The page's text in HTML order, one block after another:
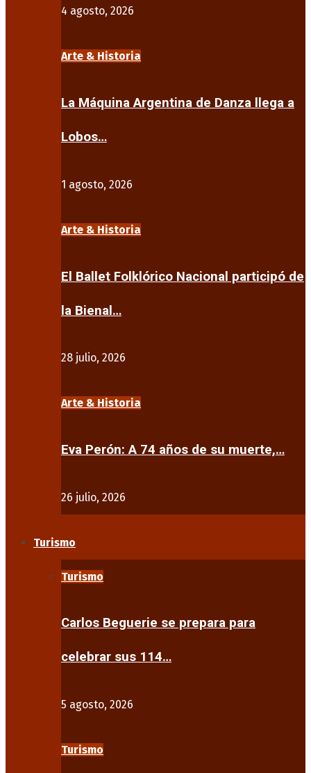
4 agosto, 2026
Arte & Historia
La Máquina Argentina de Danza llega a
Lobos…
1 agosto, 2026
Arte & Historia
El Ballet Folklórico Nacional participó de
la Bienal…
28 julio, 2026
Arte & Historia
Eva Perón: A 74 años de su muerte,…
26 julio, 2026
Turismo
Turismo
Carlos Beguerie se prepara para
celebrar sus 114…
5 agosto, 2026
Turismo